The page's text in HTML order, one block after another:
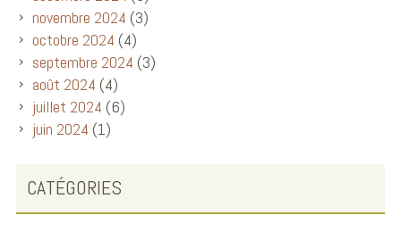
novembre 2024 (3)
octobre 2024 (4)
septembre 2024 (3)
août 2024 (4)
juillet 2024 (6)
juin 2024 (1)
CATÉGORIES